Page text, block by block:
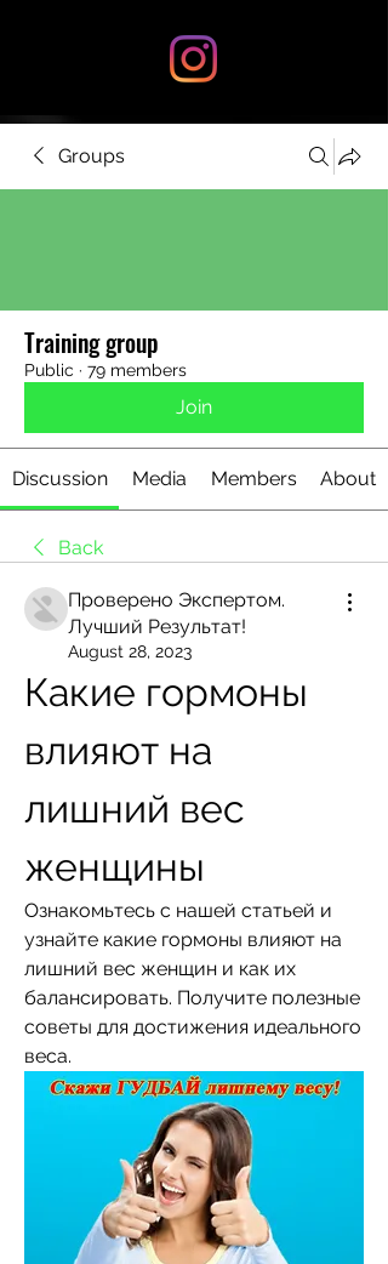
Groups
Training group
Public · 79 members
Join
Discussion Media Members About
Back
Проверено Экспертом.
Лучший Результат!
August 28, 2023
Какие гормоны
влияют на
лишний вес
женщины
Ознакомьтесь с нашей статьей и
узнайте какие гормоны влияют на
лишний вес женщин и как их
балансировать. Получите полезные
советы для достижения идеального
веса.